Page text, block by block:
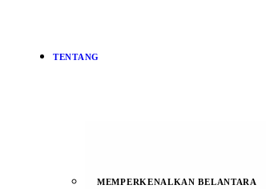
TENTANG
MEMPERKENALKAN BELANTARA